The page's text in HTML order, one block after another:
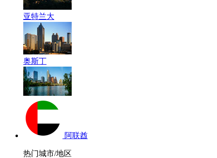
亚特兰大
奥斯丁
阿联酋
热门城市/地区